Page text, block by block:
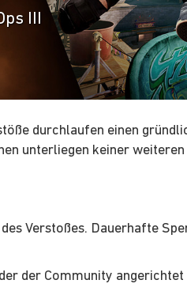
III
durchlaufen einen
unterliegen keiner
Verstoßes. Dauerhafte
der Community angerichtet